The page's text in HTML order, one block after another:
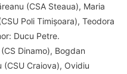
(CSA Steaua), Maria
Poli Timișoara), Teodora
Ducu Petre.
Dinamo), Bogdan
(CSU Craiova), Ovidiu